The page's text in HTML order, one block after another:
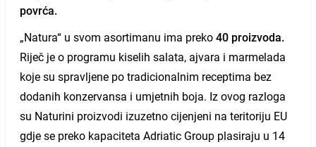
povrća.
„Natura“ u svom asortimanu ima preko40 proizvoda.
Riječ je o programu kiselih salata, ajvara i marmelada
koje su spravljene po tradicionalnim receptima bez
dodanih konzervansa i umjetnih boja. Iz ovog razloga
su Naturini proizvodi izuzetno cijenjeni na teritoriju EU
gdje se preko kapaciteta Adriatic Group plasiraju u 14